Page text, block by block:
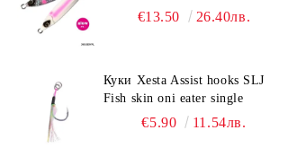
€13.50 26.40лв.
Куки Xesta Assist hooks SLJ
Fish skin oni eater single
€5.90 11.54лв.